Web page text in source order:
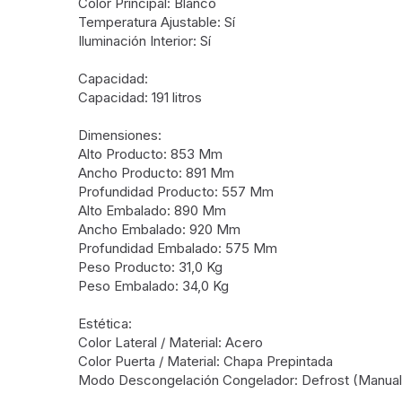
Temperatura Ajustable: Sí
Iluminación Interior: Sí
Capacidad:
Capacidad: 191 litros
Dimensiones:
Alto Producto: 853 Mm
Ancho Producto: 891 Mm
Profundidad Producto: 557 Mm
Alto Embalado: 890 Mm
Ancho Embalado: 920 Mm
Profundidad Embalado: 575 Mm
Peso Producto: 31,0 Kg
Peso Embalado: 34,0 Kg
Estética:
Color Lateral / Material: Acero
Color Puerta / Material: Chapa Prepintada
Modo Descongelación Congelador: Defrost